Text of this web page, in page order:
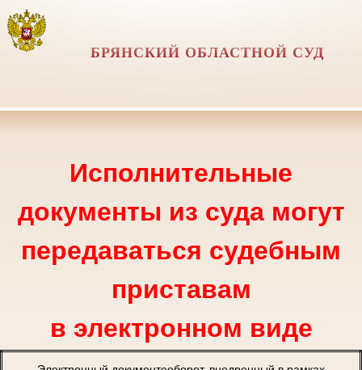
БРЯНСКИЙ ОБЛАСТНОЙ СУД
Исполнительные
документы из суда могут
передаваться судебным
приставам
в электронном виде